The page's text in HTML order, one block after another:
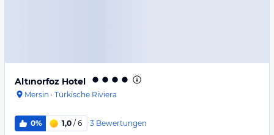
Altınorfoz Hotel
Mersin · Türkische Riviera
0% 1,0 / 6 3 Bewertungen